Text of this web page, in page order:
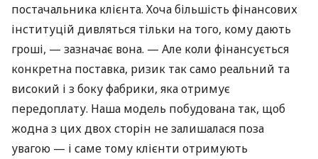
постачальника клієнта. Хоча більшість фінансових
інституцій дивляться тільки на того, кому дають
гроші, — зазначає вона. — Але коли фінансується
конкретна поставка, ризик так само реальний та
високий і з боку фабрики, яка отримує
передоплату. Наша модель побудована так, щоб
жодна з цих двох сторін не залишалася поза
увагою — і саме тому клієнти отримують